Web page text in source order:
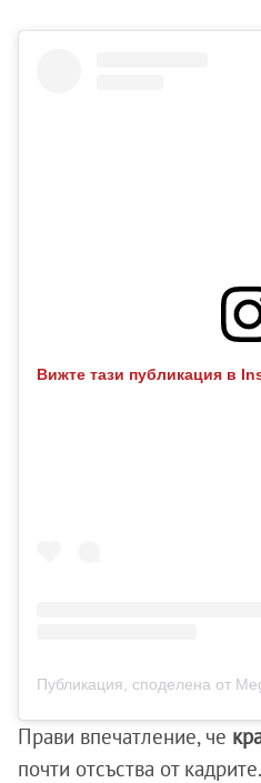
Вижте тази публикация в
Прави впечатление, че
почти отсъства от